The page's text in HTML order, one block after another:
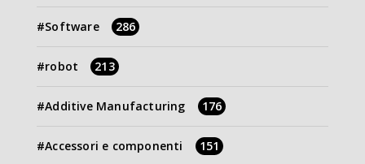
Software 286
robot 213
Additive Manufacturing 176
Accessori e componenti 151